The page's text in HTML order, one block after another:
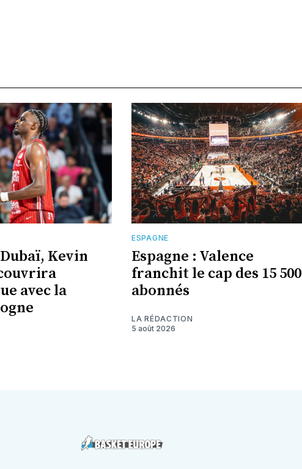
Kevin
avec la
ESPAGNE
Espagne : Valence
franchit le cap des 15 500
abonnés
LA RÉDACTION
5 août 2026